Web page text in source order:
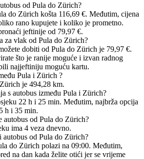
od Pula do Zürich?
do Zürich košta 116,69 €. Međutim, cijena
rano kupujete i koliko je prometno.
jeftinije od 79,97 €.
za vlak od Pula do Zürich?
dobiti od Pula do Zürich je 79,97 €.
što je ranije moguće i izvan radnog
najjeftiniju moguću kartu.
Pula i Zürich ?
je 494,28 km.
s autobus između Pula i Zürich?
22 h i 25 min. Međutim, najbrža opcija
h i 35 min.
od Pula do Zürich?
ima 4 veza dnevno.
od Pula do Zürich?
do Zürich polazi na 09:00. Međutim,
na dan kada želite otići jer se vrijeme